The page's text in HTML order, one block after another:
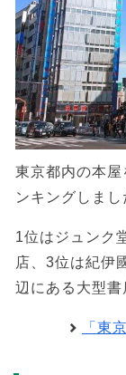
東京都内の本
ンキングしまし
1位はジュンク
店、3位は紀伊
辺にある大型書
「東